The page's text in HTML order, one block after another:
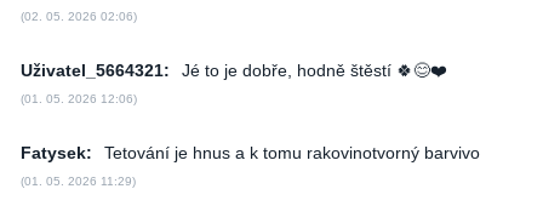
(02. 05. 2026 02:06)
Uživatel_5664321: Jé to je dobře, hodně štěstí 🍀😊❤️
(01. 05. 2026 12:06)
Fatysek: Tetování je hnus a k tomu rakovinotvorný barvivo
(01. 05. 2026 11:29)